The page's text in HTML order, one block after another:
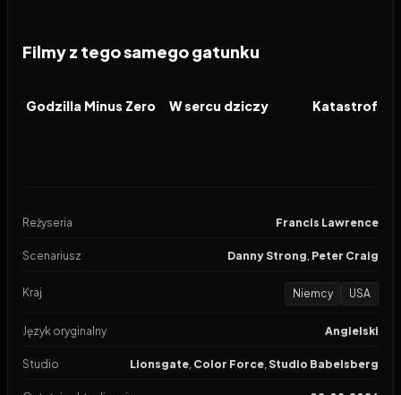
Filmy z tego samego gatunku
FILM
Godzilla Minus Zero FILM
W sercu dziczy FILM
Katastrofa
Reżyseria Francis Lawrence
Scenariusz Danny Strong, Peter Craig
Kraj Niemcy USA
Język oryginalny Angielski
Studio Lionsgate, Color Force, Studio Babelsberg